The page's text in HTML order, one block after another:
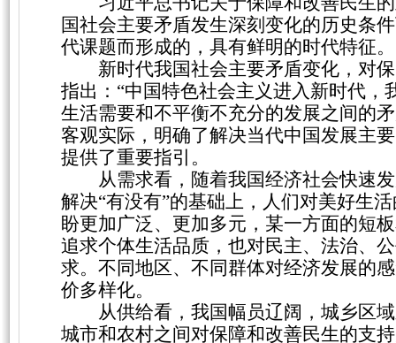
国社会主要矛盾发生深刻变化的历史条
代课题而形成的，具有鲜明的时代特征。
新时代我国社会主要矛盾变化，对
指出： “中国特色社会主义进入新时代
生活需要和不平衡不充分的发展之间的
客观实际，明确了解决当代中国发展主
提供了重要指引。
从需求看，随着我国经济社会快速
解决“有没有”的基础上，人们对美好生
盼更加广泛、更加多元，某一方面的短
追求个体生活品质，也对民主、法治、
求。不同地区、不同群体对经济发展的
价多样化。
从供给看，我国幅员辽阔，城乡区
城市和农村之间对保障和改善民生的支